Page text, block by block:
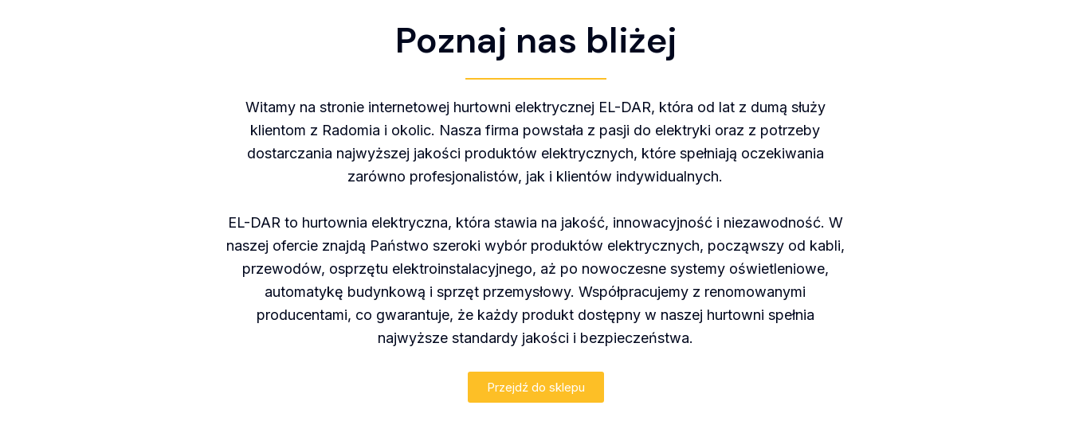
Poznaj nas bliżej
Witamy na stronie internetowej hurtowni elektrycznej EL-DAR, która od lat z dumą służy
klientom z Radomia i okolic. Nasza firma powstała z pasji do elektryki oraz z potrzeby
dostarczania najwyższej jakości produktów elektrycznych, które spełniają oczekiwania
zarówno profesjonalistów, jak i klientów indywidualnych.
EL-DAR to hurtownia elektryczna, która stawia na jakość, innowacyjność i niezawodność. W
naszej ofercie znajdą Państwo szeroki wybór produktów elektrycznych, począwszy od kabli,
przewodów, osprzętu elektroinstalacyjnego, aż po nowoczesne systemy oświetleniowe,
automatykę budynkową i sprzęt przemysłowy. Współpracujemy z renomowanymi
producentami, co gwarantuje, że każdy produkt dostępny w naszej hurtowni spełnia
najwyższe standardy jakości i bezpieczeństwa.
Przejdź do sklepu